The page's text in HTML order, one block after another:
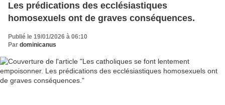
Les prédications des ecclésiastiques
homosexuels ont de graves conséquences.
Publié le 19/01/2026 à 06:10
Par dominicanus